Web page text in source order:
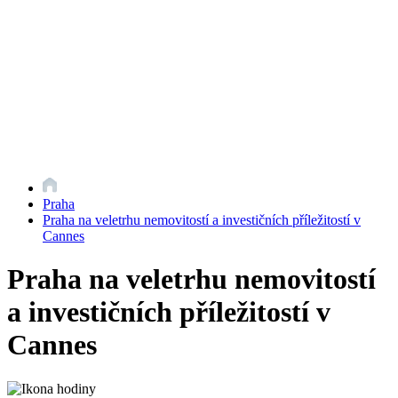
Praha
Praha na veletrhu nemovitostí a investičních příležitostí v
Cannes
Praha na veletrhu nemovitostí
a investičních příležitostí v
Cannes